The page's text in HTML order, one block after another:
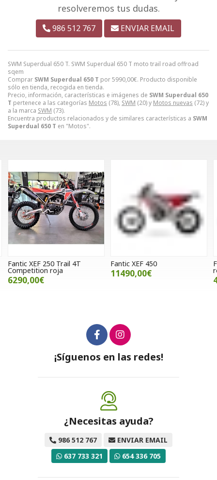
SWM Superdual 650 T. SWM Superdual 650 T moto trail road offroad
sqem
Comprar SWM Superdual 650 T por5990,00€. Producto disponible
sólo en tienda, recogida en tienda.
Precio, información, características e imágenes de SWM Superdual 650
T pertenece a las categorías Motos (78), SWM (20) y Motos nuevas (72) y
a la marca SWM (73).
Encuentra productos relacionados y de similares características a SWM
Superdual 650 T en "Motos".
resolveremos tus dudas.
986 512 767 ENVIAR EMAIL
Fantic XEF 250 Trail 4T
Competition roja
6290,00€
Fantic XEF 450
11490,00€
¡Síguenos en las redes!
¿Necesitas ayuda?
986 512 767
ENVIAR EMAIL
637 733 321
654 336 705